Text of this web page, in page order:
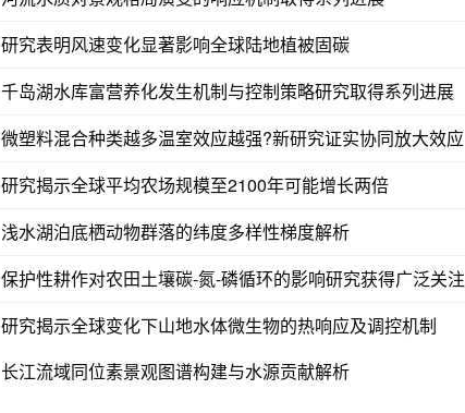
研究表明风速变化显著影响全球陆地植被固碳
千岛湖水库富营养化发生机制与控制策略研究取得系列进展
微塑料混合种类越多温室效应越强?新研究证实协同放大效应
研究揭示全球平均农场规模至2100年可能增长两倍
浅水湖泊底栖动物群落的纬度多样性梯度解析
保护性耕作对农田土壤碳-氮-磷循环的影响研究获得广泛关注
研究揭示全球变化下山地水体微生物的热响应及调控机制
长江流域同位素景观图谱构建与水源贡献解析